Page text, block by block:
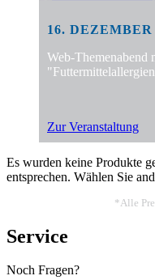
16. DEZEMBER
Web-
Zur Veranstaltung
Es wurden keine Produkte
entsprechen. Wählen Sie
*Alle
Service
Noch Fragen?